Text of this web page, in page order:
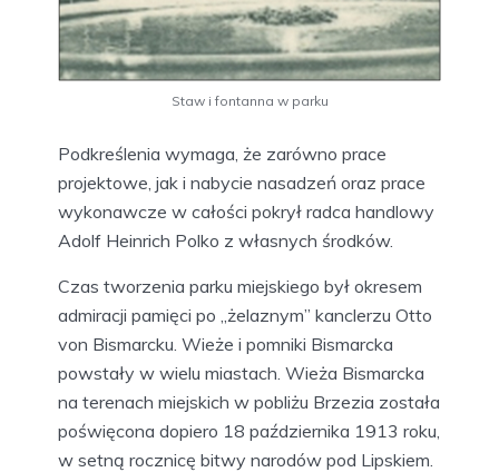
Staw i fontanna w parku
Podkreślenia wymaga, że zarówno prace
projektowe, jak i nabycie nasadzeń oraz prace
wykonawcze w całości pokrył radca handlowy
Adolf Heinrich Polko z własnych środków.
Czas tworzenia parku miejskiego był okresem
admiracji pamięci po „żelaznym” kanclerzu Otto
von Bismarcku. Wieże i pomniki Bismarcka
powstały w wielu miastach. Wieża Bismarcka
na terenach miejskich w pobliżu Brzezia została
poświęcona dopiero 18 października 1913 roku,
w setną rocznicę bitwy narodów pod Lipskiem.